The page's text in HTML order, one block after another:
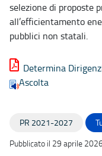
selezione di proposte
all’efficientamento
pubblici non statali.
Determina
Ascolta
PR 2021-2027
Pubblicato il 29 aprile